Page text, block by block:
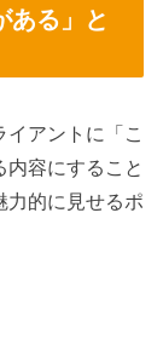
ある」と
アントに「こ
容にすること
力的に見せるポ